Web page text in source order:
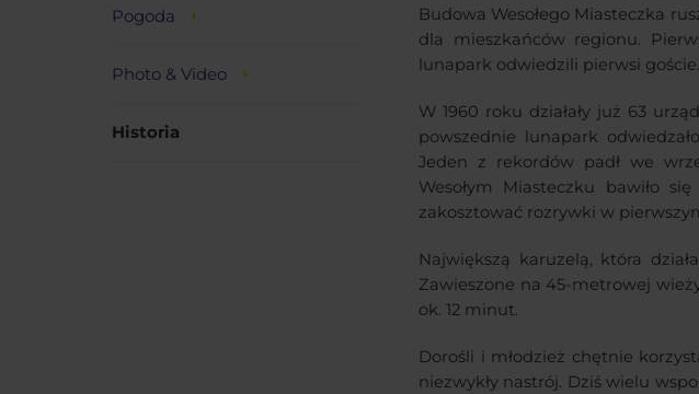
Pogoda
Photo & Video
Historia
Budowa Wesołego Miasteczka
dla mieszkańców regionu.
lunapark odwiedzili pierwsi goście.
W 1960 roku działały już 63
powszednie lunapark
Jeden z rekordów padł we
Wesołym Miasteczku bawiło
zakosztować rozrywki w
Największą karuzelą, która
Zawieszone na 45-metrowej
ok. 12 minut.
Dorośli i młodzież chętnie
niezwykły nastrój. Dziś wielu